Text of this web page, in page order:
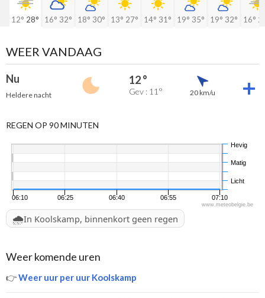
12° 28° 16° 32° 18° 30° 13° 27° 14° 31° 19° 35° 19° 32° 16°
WEER VANDAAG
Nu
Heldere nacht
12 °
Gev : 11° 20 km/u
REGEN OP 90 MINUTEN
06:10 06:25 06:40 06:55 07:10
Licht
Matig
Hevig
www.meteobelgie.be
🌧️In Koolskamp, binnenkort geen regen
Weer komende uren
👉Weer uur per uur Koolskamp